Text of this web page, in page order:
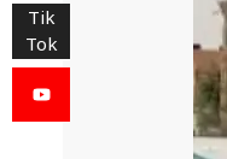
Tik
Tok